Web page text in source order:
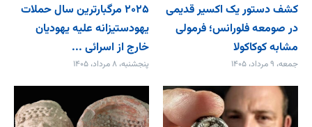
کشف دستور یک اکسیر قدیمی
در صومعه فلورانس؛ فرمولی
مشابه کوکاکولا
جمعه، ۹ مرداد، ۱۴۰۵
۲۰۲۵ مرگبارترین سال حملات
یهودستیزانه علیه یهودیان
خارج از اسرائی ...
پنجشنبه، ۸ مرداد، ۱۴۰۵